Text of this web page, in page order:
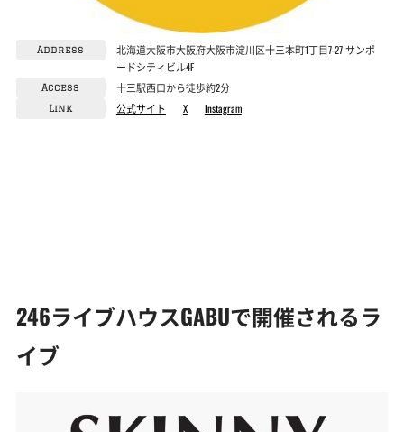
Address
北海道大阪市大阪府大阪市淀川区十三本町1丁目7-27 サンポ
ードシティビル4F
Access 十三駅西口から徒歩約2分
Link 公式サイト X Instagram
246ライブハウスGABUで開催されるラ
イブ